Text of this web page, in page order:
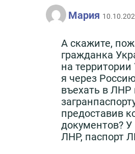
Мария
А скажите,
гражданка
на
я через
въехать в ЛНР
предоставив
документов? У
ЛНР, паспорт